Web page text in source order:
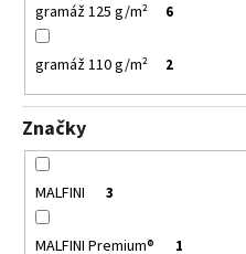
gramáž 125 g/m² 6
gramáž 110 g/m² 2
Značky
MALFINI 3
MALFINI Premium® 1
u
č
u
m